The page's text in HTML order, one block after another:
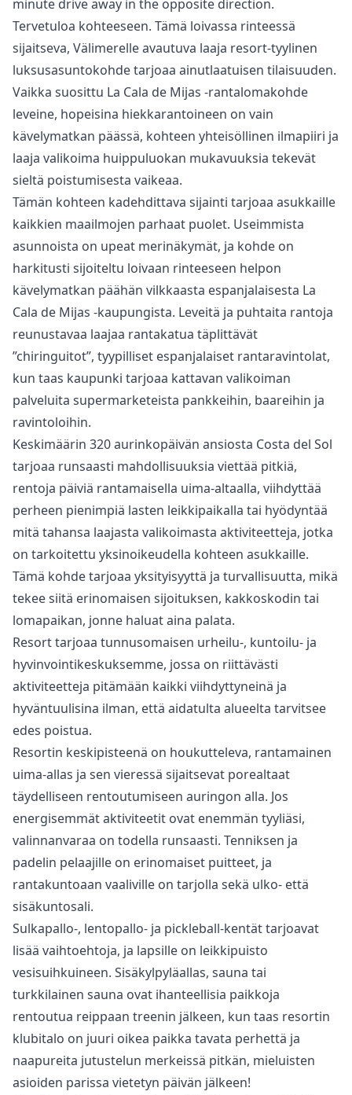
‌minute ‌drive ‌away ‌in ‌the ‌opposite ‌direction.
Tervetuloa kohteeseen. Tämä loivassa rinteessä
sijaitseva, Välimerelle avautuva laaja resort-tyylinen
luksusasuntokohde tarjoaa ainutlaatuisen tilaisuuden.
Vaikka suosittu La Cala de Mijas -rantalomakohde
leveine, hopeisina hiekkarantoineen on vain
kävelymatkan päässä, kohteen yhteisöllinen ilmapiiri ja
laaja valikoima huippuluokan mukavuuksia tekevät
sieltä poistumisesta vaikeaa.
Tämän kohteen kadehdittava sijainti tarjoaa asukkaille
kaikkien maailmojen parhaat puolet. Useimmista
asunnoista on upeat merinäkymät, ja kohde on
harkitusti sijoiteltu loivaan rinteeseen helpon
kävelymatkan päähän vilkkaasta espanjalaisesta La
Cala de Mijas -kaupungista. Leveitä ja puhtaita rantoja
reunustavaa laajaa rantakatua täplittävät
”chiringuitot”, tyypilliset espanjalaiset rantaravintolat,
kun taas kaupunki tarjoaa kattavan valikoiman
palveluita supermarketeista pankkeihin, baareihin ja
ravintoloihin.
Keskimäärin 320 aurinkopäivän ansiosta Costa del Sol
tarjoaa runsaasti mahdollisuuksia viettää pitkiä,
rentoja päiviä rantamaisella uima-altaalla, viihdyttää
perheen pienimpiä lasten leikkipaikalla tai hyödyntää
mitä tahansa laajasta valikoimasta aktiviteetteja, jotka
on tarkoitettu yksinoikeudella kohteen asukkaille.
Tämä kohde tarjoaa yksityisyyttä ja turvallisuutta, mikä
tekee siitä erinomaisen sijoituksen, kakkoskodin tai
lomapaikan, jonne haluat aina palata.
Resort tarjoaa tunnusomaisen urheilu-, kuntoilu- ja
hyvinvointikeskuksemme, jossa on riittävästi
aktiviteetteja pitämään kaikki viihdyttyneinä ja
hyväntuulisina ilman, että aidatulta alueelta tarvitsee
edes poistua.
Resortin keskipisteenä on houkutteleva, rantamainen
uima-allas ja sen vieressä sijaitsevat porealtaat
täydelliseen rentoutumiseen auringon alla. Jos
energisemmät aktiviteetit ovat enemmän tyyliäsi,
valinnanvaraa on todella runsaasti. Tenniksen ja
padelin pelaajille on erinomaiset puitteet, ja
rantakuntoaan vaaliville on tarjolla sekä ulko- että
sisäkuntosali.
Sulkapallo-, lentopallo- ja pickleball-kentät tarjoavat
lisää vaihtoehtoja, ja lapsille on leikkipuisto
vesisuihkuineen. Sisäkylpyläallas, sauna tai
turkkilainen sauna ovat ihanteellisia paikkoja
rentoutua reippaan treenin jälkeen, kun taas resortin
klubitalo on juuri oikea paikka tavata perhettä ja
naapureita jutustelun merkeissä pitkän, mieluisten
asioiden parissa vietetyn päivän jälkeen!